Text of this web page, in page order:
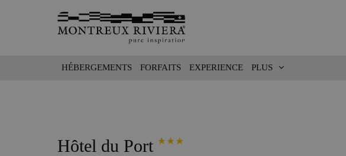
HÉBERGEMENTS FORFAITS EXPERIENCE PLUS
Hôtel du Port